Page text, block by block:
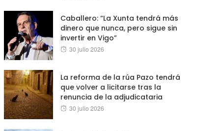
Caballero: “La Xunta tendrá más
dinero que nunca, pero sigue sin
invertir en Vigo”
Posted
30 julio 2026
La reforma de la rúa Pazo tendrá
que volver a licitarse tras la
renuncia de la adjudicataria
Posted
30 julio 2026